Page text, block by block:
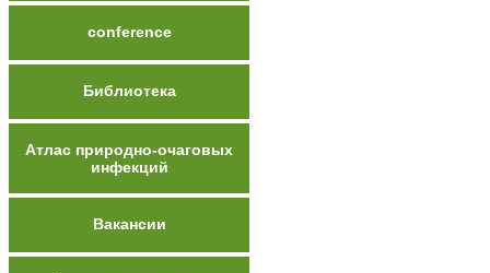
conference
Библиотека
Атлас природно-очаговых
инфекций
Вакансии